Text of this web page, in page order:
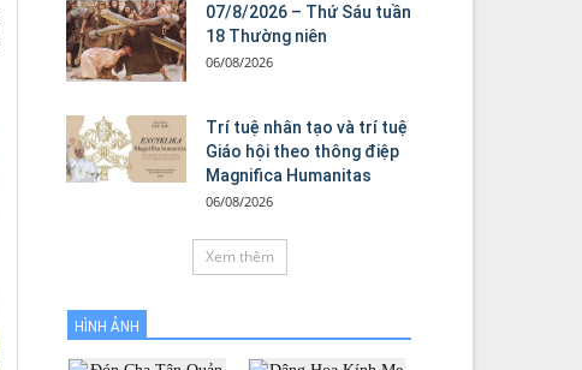
07/8/2026 – Thứ Sáu tuần
18 Thường niên
06/08/2026
Trí tuệ nhân tạo và trí tuệ
Giáo hội theo thông điệp
Magnifica Humanitas
06/08/2026
Xem thêm
HÌNH ẢNH